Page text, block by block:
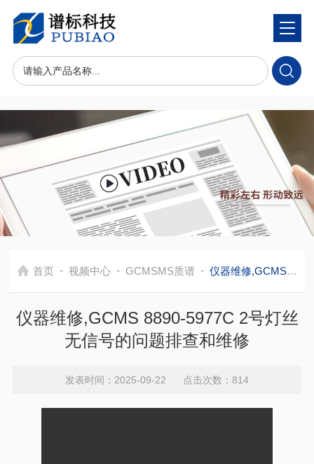
首页 - 视频中心 - GCMSMS质谱 - 仪器维修,GCMS 8890-5977C 2号灯丝无信号的问题排查和维修
仪器维修,GCMS 8890-5977C 2号灯丝
无信号的问题排查和维修
发表时间：2025-09-22 点击次数：814